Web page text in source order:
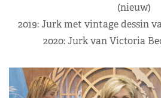
(nieuw)
2019: Jurk met vintage dessin
2020: Jurk van Victoria